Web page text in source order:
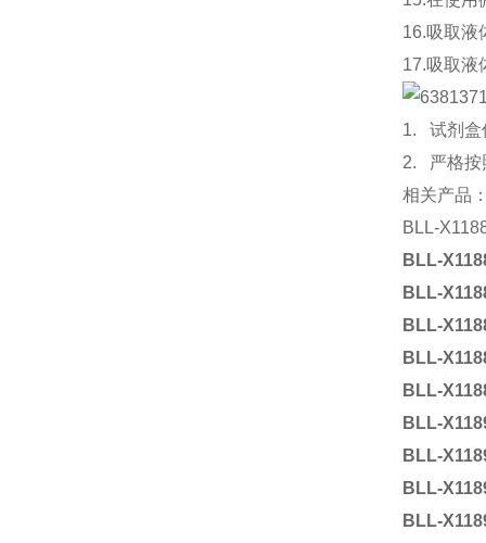
16.吸取液
17.吸取液
1. 试剂盒
2. 严格按
相关产品
BLL-
BLL-
BLL-
BLL-
BLL-
BLL-
BLL-
BLL-
BLL-
BLL-